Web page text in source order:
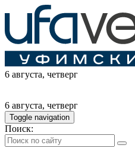
6 августа, четверг
6 августа, четверг
Toggle navigation
Поиск: